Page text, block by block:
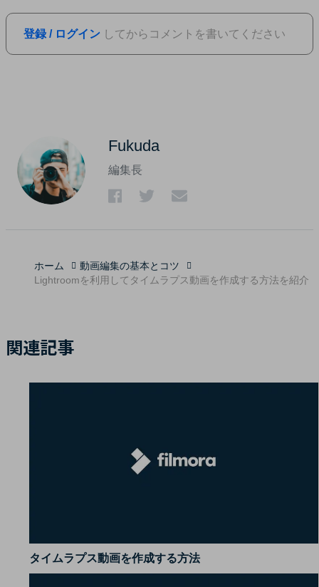
登録 / ログイン してからコメントを書いてください
Fukuda
編集長
ホーム
動画編集の基本とコツ
Lightroomを利用してタイムラプス動画を作成する方法を紹介
関連記事
タイムラプス動画を作成する方法